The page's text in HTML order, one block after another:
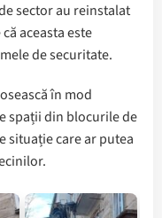
sector au reinstalat
aceasta este
de securitate.
în mod
spații din blocurile de
situație care ar putea